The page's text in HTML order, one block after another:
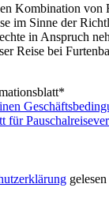
Kombination von
im Sinne der
in Anspruch
Reise bei
*
für